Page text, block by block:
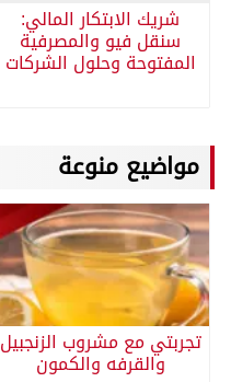
شريك الابتكار المالي:
سنقل فيو والمصرفية
المفتوحة وحلول الشركات
مواضيع منوعة
تجربتي مع مشروب الزنجبيل
والقرفه والكمون